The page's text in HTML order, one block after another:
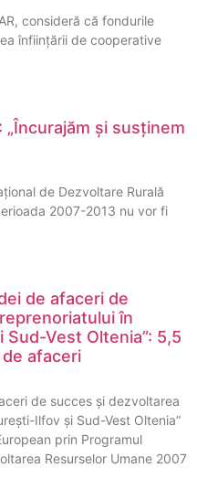
consideră că fondurile
înființării de cooperative
și susținem
de Dezvoltare Rurală
2007-2013 nu vor fi
de afaceri de
în
Vest Oltenia”: 5,5
afaceri
de succes și dezvoltarea
Ilfov și Sud-Vest Oltenia”
prin Programul
Resurselor Umane 2007